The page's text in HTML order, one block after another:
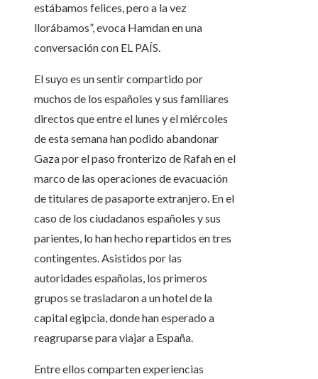
estábamos felices, pero a la vez
llorábamos”, evoca Hamdan en una
conversación con EL PAÍS.
El suyo es un sentir compartido por
muchos de los españoles y sus familiares
directos que entre el lunes y el miércoles
de esta semana han podido abandonar
Gaza por el paso fronterizo de Rafah en el
marco de las operaciones de evacuación
de titulares de pasaporte extranjero. En el
caso de los ciudadanos españoles y sus
parientes, lo han hecho repartidos en tres
contingentes. Asistidos por las
autoridades españolas, los primeros
grupos se trasladaron a un hotel de la
capital egipcia, donde han esperado a
reagruparse para viajar a España.
Entre ellos comparten experiencias